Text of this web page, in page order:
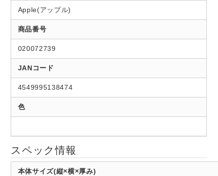
Apple(アップル)
商品番号
020072739
JANコード
4549995138474
色
スペック情報
本体サイズ(縦×横×厚み)